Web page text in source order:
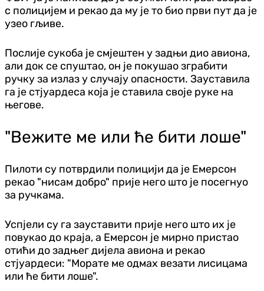
с полицијем и рекао да му је то био први пут да је
узео гљиве.
Послије сукоба је смјештен у задњи дио авиона,
али док се спуштао, он је покушао зграбити
ручку за излаз у случају опасности. Зауставила
га је стјуардеса која је ставила своје руке на
његове.
"Вежите ме или ће бити лоше"
Пилоти су потврдили полицији да је Емерсон
рекао "нисам добро" прије него што је посегнуо
за ручкама.
Успјели су га зауставити прије него што их је
повукао до краја, а Емерсон је мирно пристао
отићи до задњег дијела авиона и рекао
стјуардеси: "Морате ме одмах везати лисицама
или ће бити лоше".